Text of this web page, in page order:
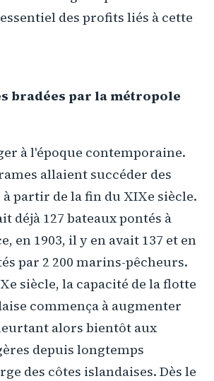
des profits liés à cette
bradées par la métropole
à l'époque contemporaine.
allaient succéder des
partir de la fin du XIXe siècle.
déjà 127 bateaux pontés à
en 1903, il y en avait 137 et en
par 2 200 marins-pêcheurs.
siècle, la capacité de la flotte
commença à augmenter
alors bientôt aux
depuis longtemps
des côtes islandaises. Dès le